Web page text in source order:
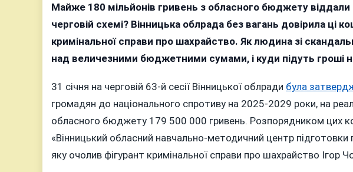
І
10,5
Сувеніри:
Облрада
Без
Вагань
Сотні
Мільйонів
Майже 180 мільйонів гривень з обласного бюджету
черговій схемі? Вінницька облрада без вагань довірила ці
кримінальної справи про шахрайство. Як людина зі
над величезними бюджетними сумами, і куди підуть гроші
31 січня на черговій 63-й сесії Вінницької облради була
громадян до національного спротиву на 2025-2029 роки, на
обласного бюджету 179 500 000 гривень. Розпорядником цих
«Вінницький обласний навчально-методичний центр
яку очолив фігурант кримінальної справи про шахрайство Ігор